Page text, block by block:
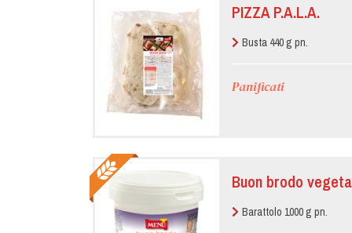
PIZZA P.A.L.A.
Busta 440 g pn.
Panificati
Buon brodo
Barattolo 1000 g pn.